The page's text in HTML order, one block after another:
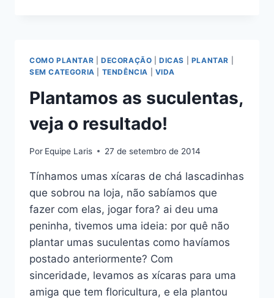
XÍCARAS
COMO PLANTAR DECORAÇÃO |DICAS PLANTAR
SEM CATEGORIA
TENDÊNCIA VIDA
Plantamos as suculentas,
veja o resultado!
Por Equipe Laris 27 de setembro de 2014
Tínhamos umas xícaras de chá lascadinhas
que sobrou na loja, não sabíamos que
fazer com elas, jogar fora? ai deu uma
peninha, tivemos uma ideia: por quê não
plantar umas suculentas como havíamos
postado anteriormente? Com
sinceridade, levamos as xícaras para uma
amiga que tem floricultura, e ela plantou